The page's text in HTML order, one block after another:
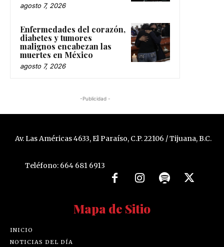
agosto 7, 2026
Enfermedades del corazón,
diabetes y tumores
malignos encabezan las
muertes en México
agosto 7, 2026
-Publicidad -
Av. Las Américas 4633, El Paraíso, C.P. 22106 / Tijuana, B.C.
Teléfono: 664 681 6913
Mapa de Sitio
INICIO
NOTICIAS DEL DÍA